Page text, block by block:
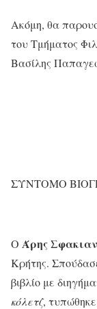
Ακόμη, θα
του Τμήματος
Βασίλης
ΣΥΝΤΟΜO
Ο Άρης
Κρήτης.
βιβλίο με
κόλετζ,